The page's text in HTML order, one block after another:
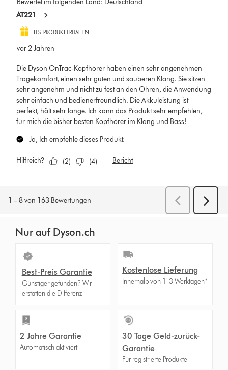
Nur auf Dyson.ch
Best-Preis Garantie
Günstiger gefunden? Wir
erstatten die Differenz
Kostenlose Lieferung
Innerhalb von 1-3 Werktagen*
2 Jahre Garantie
Automatisch aktiviert
30 Tage Geld-zurück-
Garantie
Für registrierte Produkte